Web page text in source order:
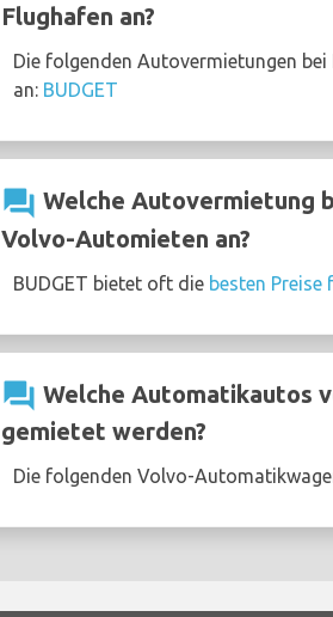
Flughafen an?
Die folgenden Autovermietungen
an: BUDGET
question_answer Welche Autovermietung
Volvo-Automieten an?
BUDGET bietet oft die besten
question_answer Welche Automatikautos
gemietet werden?
Die folgenden Volvo-